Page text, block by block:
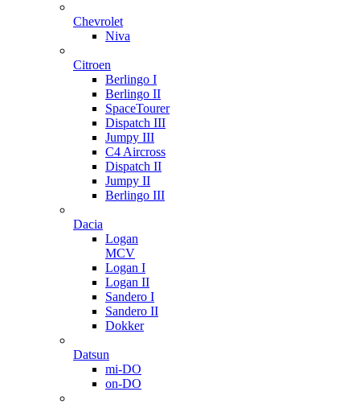
Chevrolet
Niva
Citroen
Berlingo I
Berlingo II
SpaceTourer
Dispatch III
Jumpy III
C4 Aircross
Dispatch II
Jumpy II
Berlingo III
Dacia
Logan
MCV
Logan I
Logan II
Sandero I
Sandero II
Dokker
Datsun
mi-DO
on-DO